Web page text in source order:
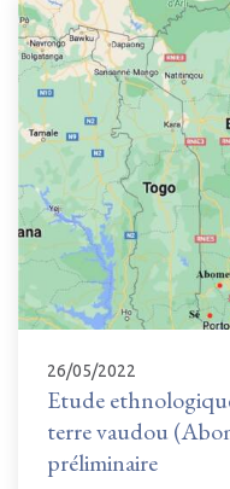
26/05/2022
Etude
terre vaudou
préliminaire